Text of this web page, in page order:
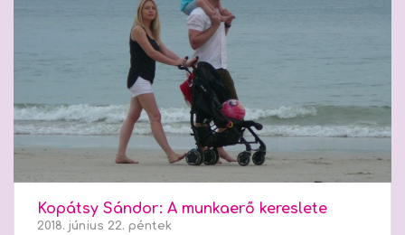
Kopátsy Sándor: A munkaerő kereslete
2018. június 22. péntek